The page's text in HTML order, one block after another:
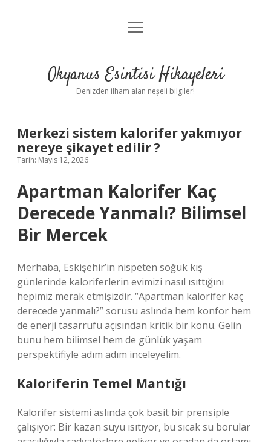
Anasayfa
Yasal Uyarı
menüyü
Okyanus Esintisi Hikayeleri
Denizden ilham alan neşeli bilgiler!
Merkezi sistem kalorifer yakmıyor
nereye şikayet edilir ?
Tarih: Mayıs 12, 2026
Apartman Kalorifer Kaç
Derecede Yanmalı? Bilimsel
Bir Mercek
Merhaba, Eskişehir’in nispeten soğuk kış
günlerinde kaloriferlerin evimizi nasıl ısıttığını
hepimiz merak etmişizdir. “Apartman kalorifer kaç
derecede yanmalı?” sorusu aslında hem konfor hem
de enerji tasarrufu açısından kritik bir konu. Gelin
bunu hem bilimsel hem de günlük yaşam
perspektifiyle adım adım inceleyelim.
Kaloriferin Temel Mantığı
Kalorifer sistemi aslında çok basit bir prensiple
çalışıyor: Bir kazan suyu ısıtıyor, bu sıcak su borular